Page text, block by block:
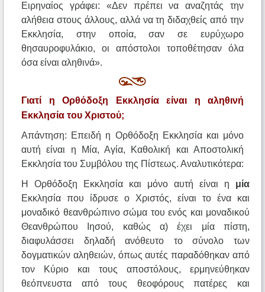
Ειρηναίος γράφει: «Δεν πρέπει να αναζητάς την
αλήθεια στους άλλους, αλλά να τη διδαχθείς από την
Εκκλησία, στην οποία, σαν σε ευρύχωρο
θησαυροφυλάκιο, οι απόστολοι τοποθέτησαν όλα
όσα είναι αληθινά».
Γιατί η Ορθόδοξη Εκκλησία είναι η αληθινή
Εκκλησία του Χριστού;
Απάντηση: Επειδή η Ορθόδοξη Εκκλησία και μόνο
αυτή είναι η Μία, Αγία, Καθολική και Αποστολική
Εκκλησία του Συμβόλου της Πίστεως. Αναλυτικότερα:
Η Ορθόδοξη Εκκλησία και μόνο αυτή είναι η μία
Εκκλησία που ίδρυσε ο Χριστός, είναι το ένα και
μοναδικό θεανθρώπινο σώμα του ενός και μοναδικού
Θεανθρώπου Ιησού, καθώς α) έχει μία πίστη,
διαφυλάσσει δηλαδή ανόθευτο το σύνολο των
δογματικών αληθειών, όπως αυτές παραδόθηκαν από
τον Κύριο και τους αποστόλους, ερμηνεύθηκαν
θεόπνευστα από τους θεοφόρους πατέρες και